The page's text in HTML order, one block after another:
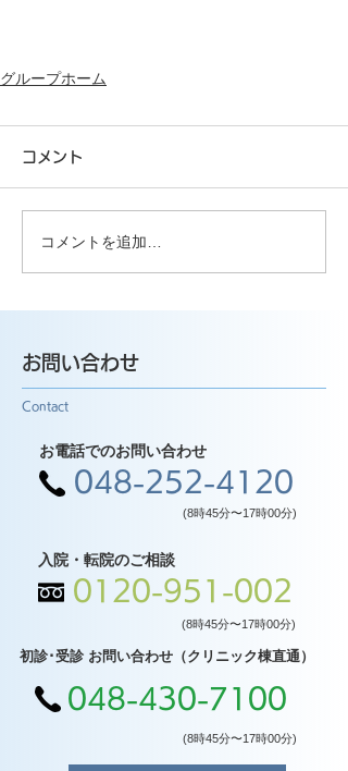
グループホーム
コメント
コメントを追加…
お問い合わせ
Contact
お電話でのお問い合わせ
048-252-4120
(8時45分〜17時00分)
入院・転院のご相談
0120-951-002
(8時45分〜17時00分)
初診･受診 お問い合わせ（クリニック棟直通）
048-430-7100
(8時45分〜17時00分)